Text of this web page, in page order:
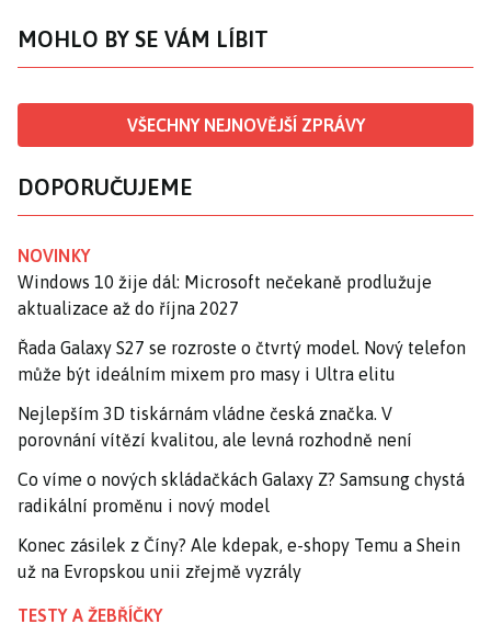
MOHLO BY SE VÁM LÍBIT
VŠECHNY NEJNOVĚJŠÍ ZPRÁVY
DOPORUČUJEME
NOVINKY
Windows 10 žije dál: Microsoft nečekaně prodlužuje
aktualizace až do října 2027
Řada Galaxy S27 se rozroste o čtvrtý model. Nový telefon
může být ideálním mixem pro masy i Ultra elitu
Nejlepším 3D tiskárnám vládne česká značka. V
porovnání vítězí kvalitou, ale levná rozhodně není
Co víme o nových skládačkách Galaxy Z? Samsung chystá
radikální proměnu i nový model
Konec zásilek z Číny? Ale kdepak, e-shopy Temu a Shein
už na Evropskou unii zřejmě vyzrály
TESTY A ŽEBŘÍČKY